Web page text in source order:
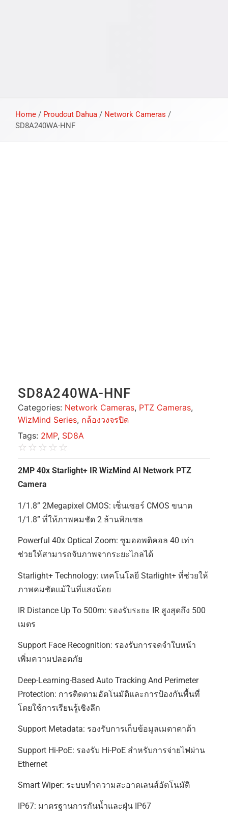
Home / Proudcut Dahua / Network Cameras /
SD8A240WA-HNF
SD8A240WA-HNF
Categories: Network Cameras, PTZ Cameras,
WizMind Series, กล้องวงจรปิด
Tags: 2MP, SD8A
☆ ☆ ☆ ☆ ☆
2MP 40x Starlight+ IR WizMind AI Network PTZ
Camera
1/1.8” 2Megapixel CMOS: เซ็นเซอร์ CMOS ขนาด
1/1.8” ที่ให้ภาพคมชัด 2 ล้านพิกเซล
Powerful 40x Optical Zoom: ซูมออพติคอล 40 เท่า
ช่วยให้สามารถจับภาพจากระยะไกลได้
Starlight+ Technology: เทคโนโลยี Starlight+ ที่ช่วยให้
ภาพคมชัดแม้ในที่แสงน้อย
IR Distance Up To 500m: รองรับระยะ IR สูงสุดถึง 500
เมตร
Support Face Recognition: รองรับการจดจำใบหน้า
เพิ่มความปลอดภัย
Deep-Learning-Based Auto Tracking And Perimeter
Protection: การติดตามอัตโนมัติและการป้องกันพื้นที่
โดยใช้การเรียนรู้เชิงลึก
Support Metadata: รองรับการเก็บข้อมูลเมตาดาต้า
Support Hi-PoE: รองรับ Hi-PoE สำหรับการจ่ายไฟผ่าน
Ethernet
Smart Wiper: ระบบทำความสะอาดเลนส์อัตโนมัติ
IP67: มาตรฐานการกันน้ำและฝุ่น IP67